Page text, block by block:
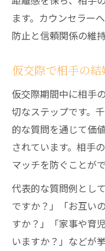
ます。カウンセラー
防止と信頼関係の維
仮交際で相手の
仮交際期間中に相手
切なステップです。
的な質問を通じて価
されています。相手
マッチを防ぐことがで
代表的な質問例とし
ですか？」「お互い
すか？」「家事や育
いますか？」などが